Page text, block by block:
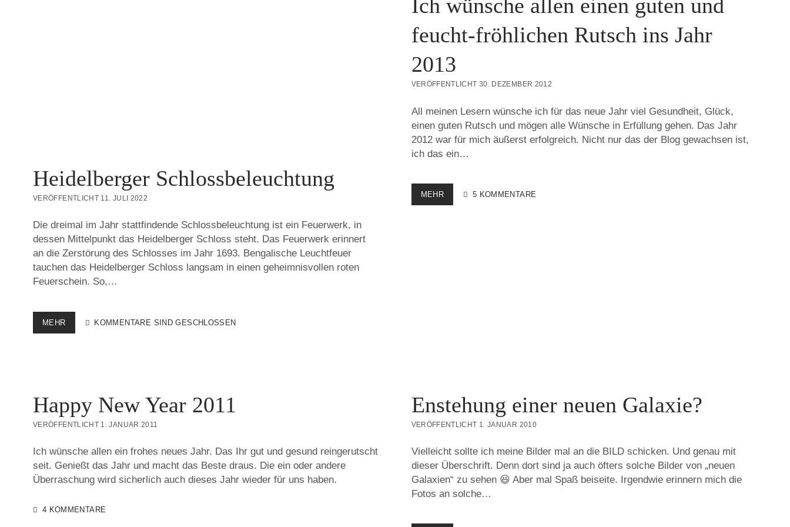
Heidelberger Schlossbeleuchtung
VERÖFFENTLICHT 11. JULI 2022
Die dreimal im Jahr stattfindende Schlossbeleuchtung ist ein Feuerwerk, in
dessen Mittelpunkt das Heidelberger Schloss steht. Das Feuerwerk erinnert
an die Zerstörung des Schlosses im Jahr 1693. Bengalische Leuchtfeuer
tauchen das Heidelberger Schloss langsam in einen geheimnisvollen roten
Feuerschein. So,…
MEHRHEIDELBERGER
SCHLOSSBELEUCHTUNG
KOMMENTARE SIND GESCHLOSSEN
Ich wünsche allen einen guten und
feucht-fröhlichen Rutsch ins Jahr
2013
VERÖFFENTLICHT 30. DEZEMBER 2012
All meinen Lesern wünsche ich für das neue Jahr viel Gesundheit, Glück,
einen guten Rutsch und mögen alle Wünsche in Erfüllung gehen. Das Jahr
2012 war für mich äußerst erfolgreich. Nicht nur das der Blog gewachsen ist,
ich das ein…
MEHRICH
WÜNSCHE
5 KOMMENTARE
Happy New Year 2011
VERÖFFENTLICHT 1. JANUAR 2011
Ich wünsche allen ein frohes neues Jahr. Das Ihr gut und gesund reingerutscht
seit. Genießt das Jahr und macht das Beste draus. Die ein oder andere
Überraschung wird sicherlich auch dieses Jahr wieder für uns haben.
4 KOMMENTARE
Enstehung einer neuen Galaxie?
VERÖFFENTLICHT 1. JANUAR 2010
Vielleicht sollte ich meine Bilder mal an die BILD schicken. Und genau mit
dieser Überschrift. Denn dort sind ja auch öfters solche Bilder von „neuen
Galaxien“ zu sehen 😆 Aber mal Spaß beiseite. Irgendwie erinnern mich die
Fotos an solche…